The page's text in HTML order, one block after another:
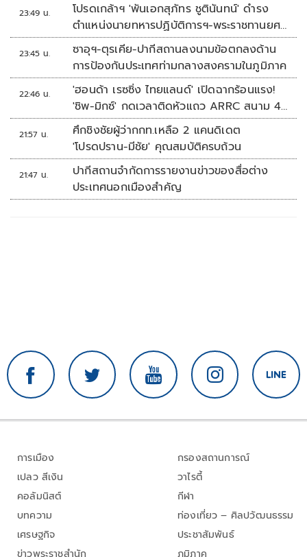
23:49 น.
โปรดเกล้าฯ 'พันเอกสุภัทร ชูตินันทน์' ดำรง
ตำแหน่งนายทหารปฏิบัติการฯ-พระราชทานยศ
'พลตรี'
23:45 น.
ซาอุฯ-ตุรเคีย-ปากีสถานลงนามข้อตกลงด้าน
การป้องกันประเทศท่ามกลางสงครามในภูมิภาค
22:46 น.
'ฮอนด้า เรซซิ่ง ไทยแลนด์' เปิดฉากร้อนแรง!
'ชิพ-มิกซ์' กดเวลาติดหัวแถว ARRC สนาม 4
ที่มัลดาลิกา
21:57 น.
ศึกชิงชัยผู้ว่ากกท.เหลือ 2 แคนดิเดต
'โปรดปราน-มีชัย' คุณสมบัติครบถ้วน
21:47 น.
ปากีสถานจำกัดการรายงานข่าวของสื่อต่าง
ประเทศนอกเมืองสำคัญ
การเมือง
เปลว สีเงิน
คอลัมนิสต์
บทความ
เศรษฐกิจ
ข่าวพระราชสำนัก
กรองสถานการณ์
วาไรตี้
กีฬา
ท่องเที่ยว – ศิลปวัฒนธรรม
ประชาสัมพันธ์
ภูมิภาค